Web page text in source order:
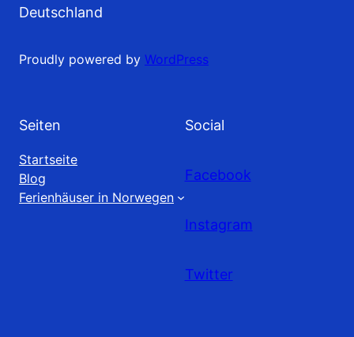
Deutschland
Proudly powered by WordPress
Seiten
Startseite
Blog
Ferienhäuser in Norwegen
Social
Facebook
Instagram
Twitter